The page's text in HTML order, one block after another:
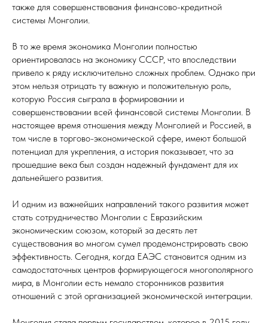
также для совершенствования финансово-кредитной
системы Монголии.
В то же время экономика Монголии полностью
ориентировалась на экономику СССР, что впоследствии
привело к ряду исключительно сложных проблем. Однако при
этом нельзя отрицать ту важную и положительную роль,
которую Россия сыграла в формировании и
совершенствовании всей финансовой системы Монголии. В
настоящее время отношения между Монголией и Россией, в
том числе в торгово-экономической сфере, имеют большой
потенциал для укрепления, а история показывает, что за
прошедшие века был создан надежный фундамент для их
дальнейшего развития.
И одним из важнейших направлений такого развития может
стать сотрудничество Монголии с Евразийским
экономическим союзом, который за десять лет
существования во многом сумел продемонстрировать свою
эффективность. Сегодня, когда ЕАЭС становится одним из
самодостаточных центров формирующегося многополярного
мира, в Монголии есть немало сторонников развития
отношений с этой организацией экономической интеграции.